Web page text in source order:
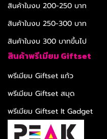
สินค้าในงบ 200-250 บาท
สินค้าในงบ 250-300 บาท
สินค้าในงบ 300 บาทขึ้นไป
สินค้าพรีเมียม Giftset
พรีเมียม Giftset แก้ว
พรีเมียม Giftset สมุด
พรีเมียม Giftset It Gadget